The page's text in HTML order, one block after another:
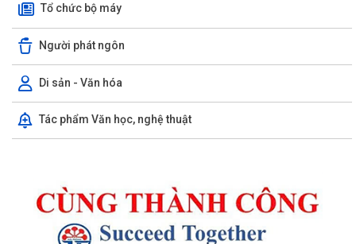
Tổ chức bộ máy
Người phát ngôn
Di sản - Văn hóa
Tác phẩm Văn học, nghệ thuật